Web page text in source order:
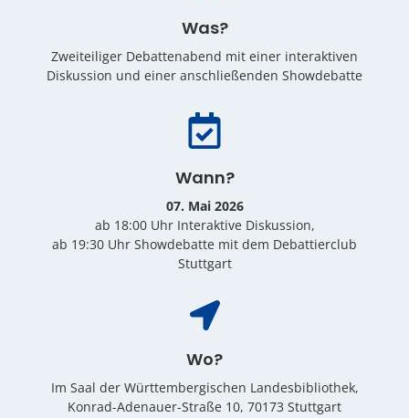
Was?
Zweiteiliger Debattenabend mit einer interaktiven
Diskussion und einer anschließenden Showdebatte
Wann?
07. Mai 2026
ab 18:00 Uhr Interaktive Diskussion,
ab 19:30 Uhr Showdebatte mit dem Debattierclub
Stuttgart
Wo?
Im Saal der Württembergischen Landesbibliothek,
Konrad-Adenauer-Straße 10, 70173 Stuttgart